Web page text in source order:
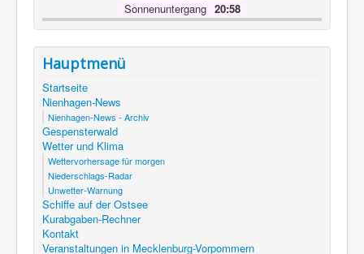
Sonnenuntergang 20:58
Hauptmenü
Startseite
Nienhagen-News
Nienhagen-News - Archiv
Gespensterwald
Wetter und Klima
Wettervorhersage für morgen
Niederschlags-Radar
Unwetter-Warnung
Schiffe auf der Ostsee
Kurabgaben-Rechner
Kontakt
Veranstaltungen in Mecklenburg-Vorpommern